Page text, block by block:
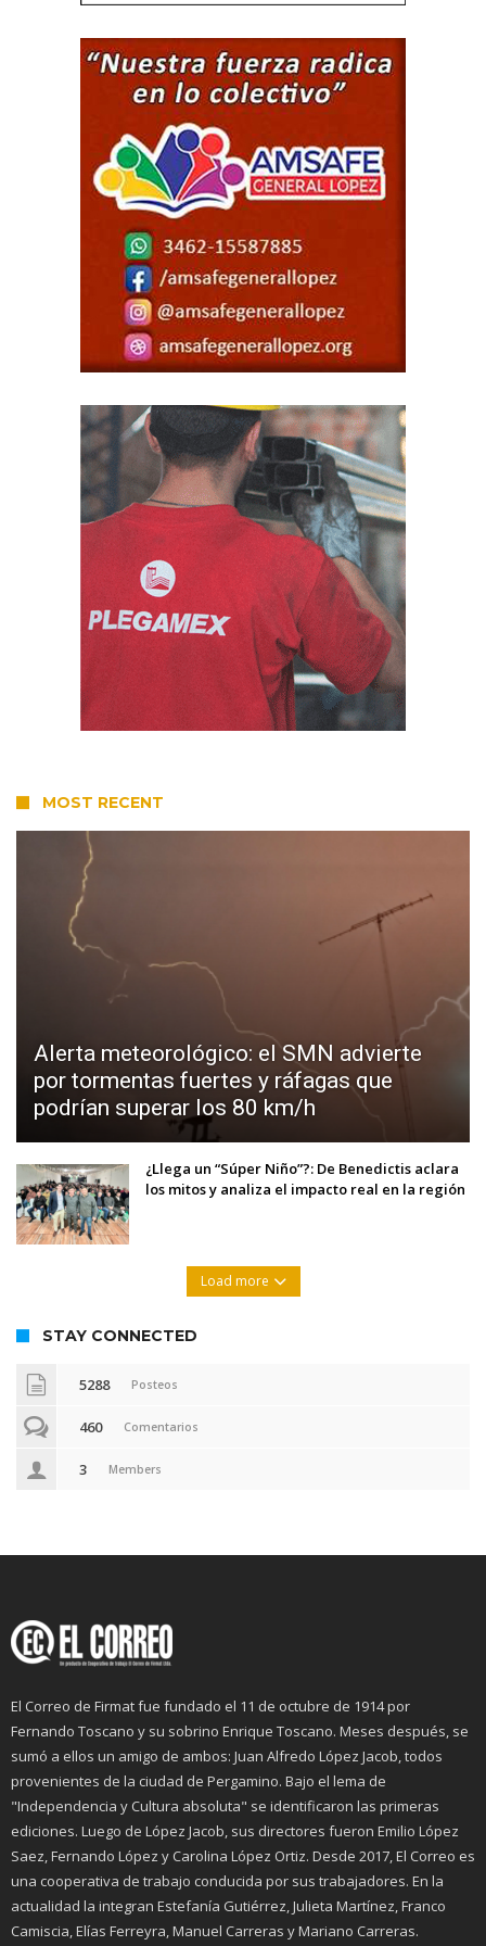
MOST RECENT
Alerta meteorológico: el SMN advierte
por tormentas fuertes y ráfagas que
podrían superar los 80 km/h
¿Llega un “Súper Niño”?: De Benedictis aclara
los mitos y analiza el impacto real en la región
Load more
STAY CONNECTED
5288 Posteos
460 Comentarios
3 Members
El Correo de Firmat fue fundado el 11 de octubre de 1914 por
Fernando Toscano y su sobrino Enrique Toscano. Meses después, se
sumó a ellos un amigo de ambos: Juan Alfredo López Jacob, todos
provenientes de la ciudad de Pergamino. Bajo el lema de
"Independencia y Cultura absoluta" se identificaron las primeras
ediciones. Luego de López Jacob, sus directores fueron Emilio López
Saez, Fernando López y Carolina López Ortiz. Desde 2017, El Correo es
una cooperativa de trabajo conducida por sus trabajadores. En la
actualidad la integran Estefanía Gutiérrez, Julieta Martínez, Franco
Camiscia, Elías Ferreyra, Manuel Carreras y Mariano Carreras.